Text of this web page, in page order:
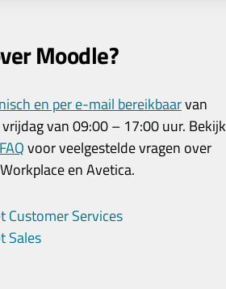
Moodle?
en per e-mail bereikbaarvan
van 09:00 – 17:00 uur. Bekijk
voor veelgestelde vragen over
en Avetica.
Customer Services
Sales